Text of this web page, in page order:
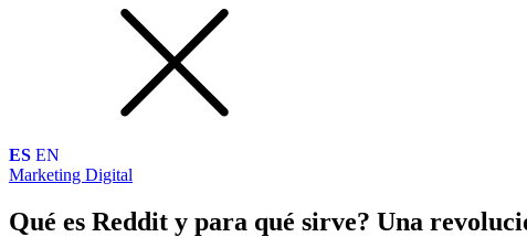
ES EN
Marketing Digital
Qué es Reddit y para qué sirve? Una